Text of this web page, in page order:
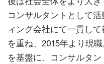
コンサルタントとして
ィング会社にて一貫し
を重ね、2015年より現
を基盤に、コンサルタ